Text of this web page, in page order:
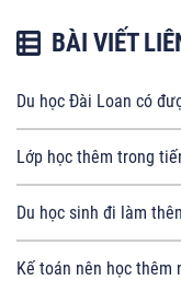
BÀI VIẾT
Du học Đài Loan có
Lớp học thêm trong
Du học sinh đi làm
Kế toán nên học thêm